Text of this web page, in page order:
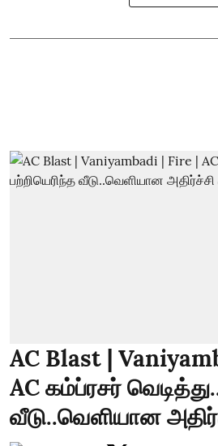
AC Blast |
AC கம்ப்ரசர்
வீடு..வெளியான